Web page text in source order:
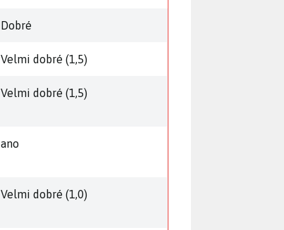
Dobré
Velmi dobré (1,5)
Velmi dobré (1,5)
ano
Velmi dobré (1,0)